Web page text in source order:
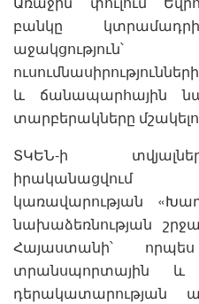
բանկը
և ճանապարհային
տարբերակները
ՏԿԵՆ-ի
կառավարության
նախաձեռնության
Հայաստանի՝
տրանսպորտային և
դերակատարության